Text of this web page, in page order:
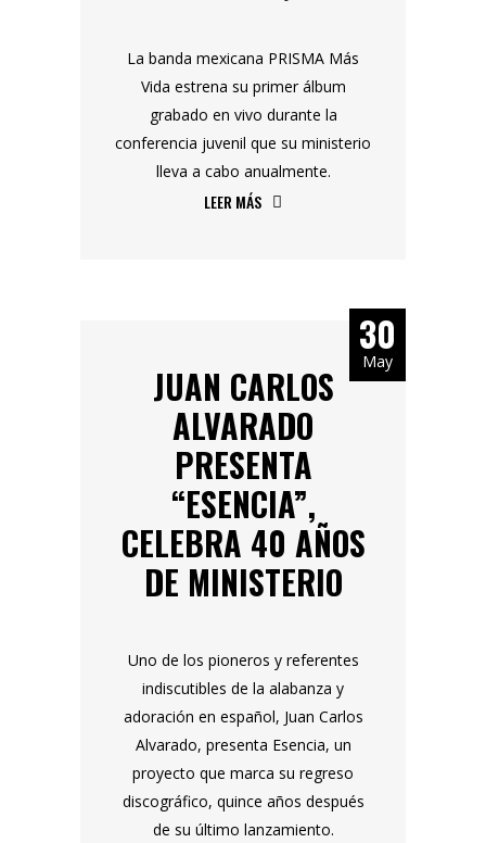
La banda mexicana PRISMA Más
Vida estrena su primer álbum
grabado en vivo durante la
conferencia juvenil que su ministerio
lleva a cabo anualmente.
LEER MÁS
30
May
JUAN CARLOS
ALVARADO
PRESENTA
“ESENCIA”,
CELEBRA 40 AÑOS
DE MINISTERIO
Uno de los pioneros y referentes
indiscutibles de la alabanza y
adoración en español, Juan Carlos
Alvarado, presenta Esencia, un
proyecto que marca su regreso
discográfico, quince años después
de su último lanzamiento.